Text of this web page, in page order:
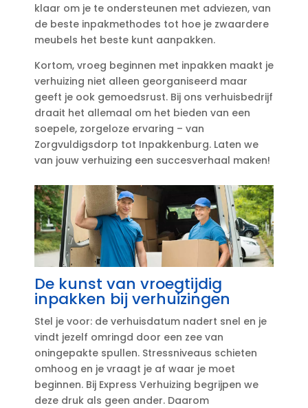
klaar om je te ondersteunen met adviezen, van
de beste inpakmethodes tot hoe je zwaardere
meubels het beste kunt aanpakken.​
Kortom, vroeg beginnen met inpakken maakt je
verhuizing niet alleen georganiseerd maar
geeft je ook gemoedsrust.​ Bij ons verhuisbedrijf
draait het allemaal om het bieden van een
soepele, zorgeloze ervaring – van
Zorgvuldigsdorp tot Inpakkenburg.​ Laten we
van jouw verhuizing een succesverhaal maken!
De kunst van vroegtijdig
inpakken bij verhuizingen
Stel je voor: de verhuisdatum nadert snel en je
vindt jezelf omringd door een zee van
oningepakte spullen.​ Stressniveaus schieten
omhoog en je vraagt je af waar je moet
beginnen.​ Bij Express Verhuizing begrijpen we
deze druk als geen ander.​ Daarom